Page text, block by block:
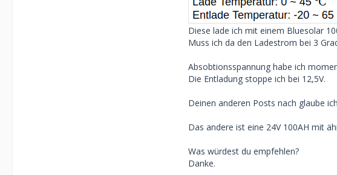
Diese lade ich mit einem Bluesolar
Muss ich da den Ladestrom bei 3
Absobtionsspannung habe ich
Die Entladung stoppe ich bei 12,5V.
Deinen anderen Posts nach glaube
Das andere ist eine 24V 100AH mit
Was würdest du empfehlen?
Danke.